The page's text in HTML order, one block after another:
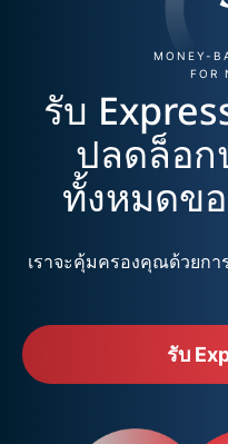
MONEY-
FOR
รับ
ปลดล็อก
ทั้งหมดข
เราจะคุ้มครองคุณด้วยกา
รับ